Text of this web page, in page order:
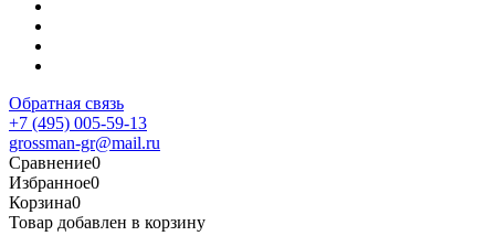
Обратная связь
+7 (495) 005-59-13
grossman-gr@mail.ru
Сравнение0
Избранное0
Корзина0
Товар добавлен в корзину